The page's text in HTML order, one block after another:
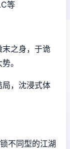
等
之身，于诡
。
，沈浸式体
不同型的江湖